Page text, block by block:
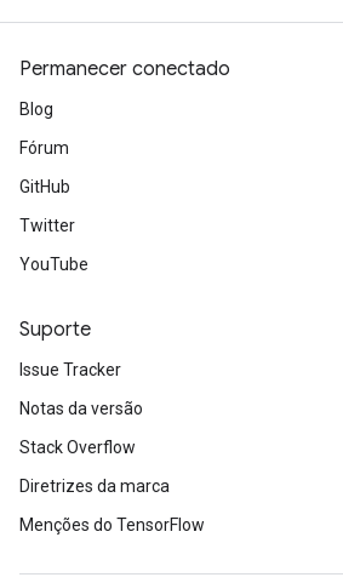
Permanecer conectado
Blog
Fórum
GitHub
Twitter
YouTube
Suporte
Issue Tracker
Notas da versão
Stack Overflow
Diretrizes da marca
Menções do TensorFlow